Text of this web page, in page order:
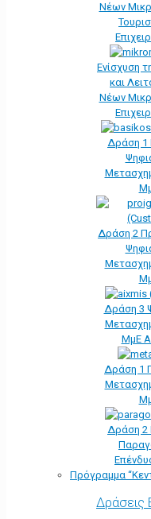
Νέων
Ενίσχυση
και
Νέων
Δράση 1
Δράση 2
Δράση 3
ΜμΕ
Δράση 1
Δράση 2
Πρόγραμμα
Δράσεις